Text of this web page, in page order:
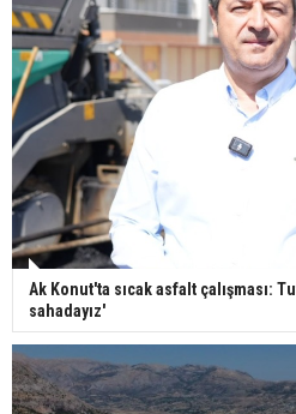
Ak Konut'ta sıcak asfalt çalışması:
sahadayız'